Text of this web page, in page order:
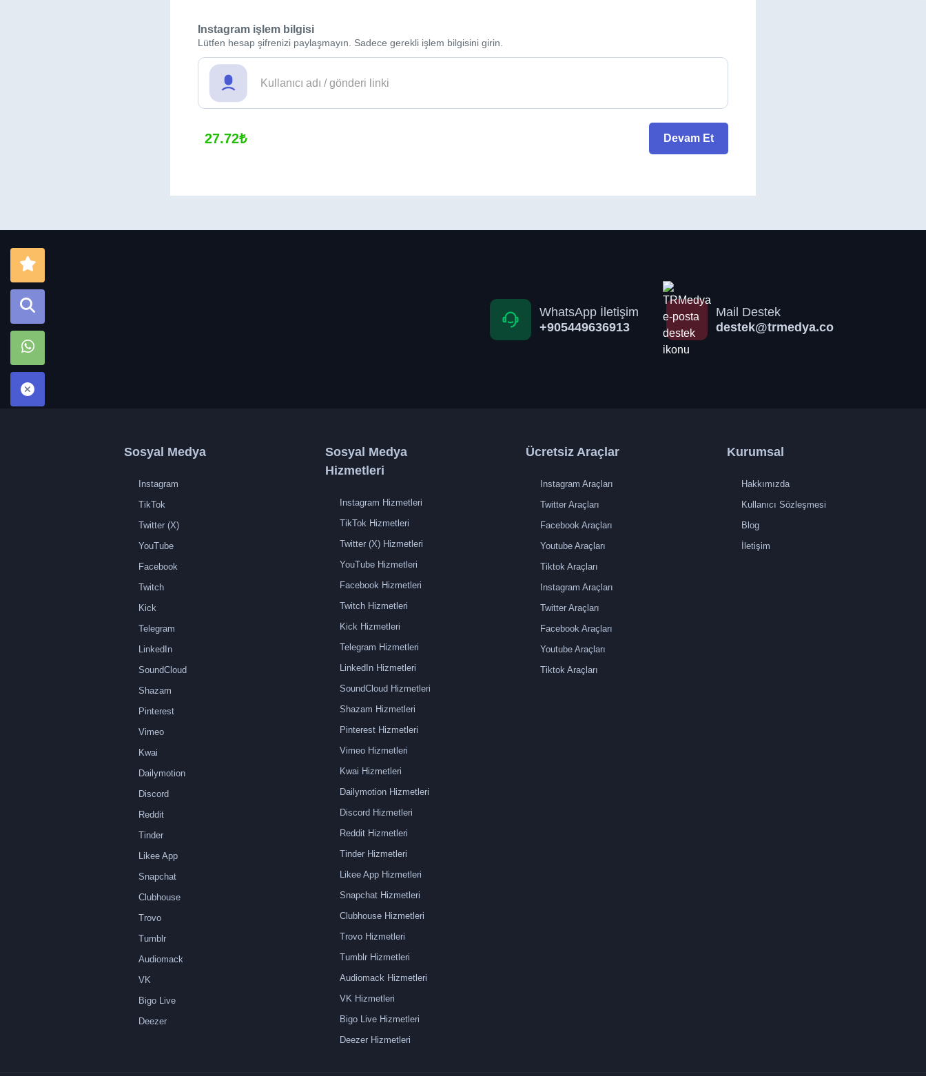
Instagram işlem bilgisi
Lütfen hesap şifrenizi paylaşmayın. Sadece gerekli işlem bilgisini girin.
27.72₺ Devam Et
WhatsApp İletişim
+905449636913
Mail Destek
destek@trmedya.co
Sosyal Medya
Instagram
TikTok
Twitter (X)
YouTube
Facebook
Twitch
Kick
Telegram
LinkedIn
SoundCloud
Shazam
Pinterest
Vimeo
Kwai
Dailymotion
Discord
Reddit
Tinder
Likee App
Snapchat
Clubhouse
Trovo
Tumblr
Audiomack
VK
Bigo Live
Deezer
Sosyal Medya
Hizmetleri
Instagram Hizmetleri
TikTok Hizmetleri
Twitter (X) Hizmetleri
YouTube Hizmetleri
Facebook Hizmetleri
Twitch Hizmetleri
Kick Hizmetleri
Telegram Hizmetleri
LinkedIn Hizmetleri
SoundCloud Hizmetleri
Shazam Hizmetleri
Pinterest Hizmetleri
Vimeo Hizmetleri
Kwai Hizmetleri
Dailymotion Hizmetleri
Discord Hizmetleri
Reddit Hizmetleri
Tinder Hizmetleri
Likee App Hizmetleri
Snapchat Hizmetleri
Clubhouse Hizmetleri
Trovo Hizmetleri
Tumblr Hizmetleri
Audiomack Hizmetleri
VK Hizmetleri
Bigo Live Hizmetleri
Deezer Hizmetleri
Ücretsiz Araçlar
Instagram Araçları
Twitter Araçları
Facebook Araçları
Youtube Araçları
Tiktok Araçları
Instagram Araçları
Twitter Araçları
Facebook Araçları
Youtube Araçları
Tiktok Araçları
Kurumsal
Hakkımızda
Kullanıcı Sözleşmesi
Blog
İletişim